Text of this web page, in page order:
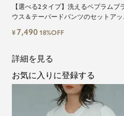
鮮度アップを重
性のためのスー
【選べる2タイプ】洗えるペプラムブ
ウス＆テーパードパンツのセットアッ
¥7,490 18%OFF
詳細を見る
お気に入りに登録する